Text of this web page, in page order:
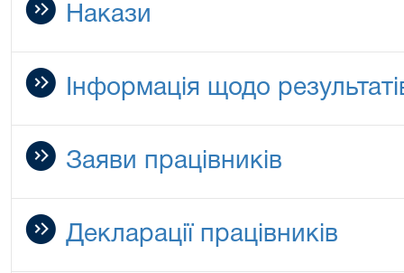
Накази
Інформація щодо
Заяви працівників
Декларації працівників